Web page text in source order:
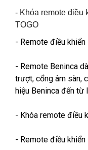
- Khóa remote điều
TOGO
- Remote điều khiển
- Remote Beninca
trượt, cổng âm sàn,
hiệu Beninca đến từ
- Khóa remote điều
- Remote điều